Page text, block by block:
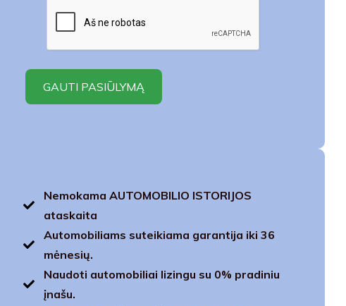
Nemokama AUTOMOBILIO ISTORIJOS
ataskaita
Automobiliams suteikiama garantija iki 36
mėnesių.
Naudoti automobiliai lizingu su 0% pradiniu
įnašu.